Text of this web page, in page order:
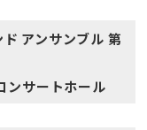
アンサンブル 第
サートホール